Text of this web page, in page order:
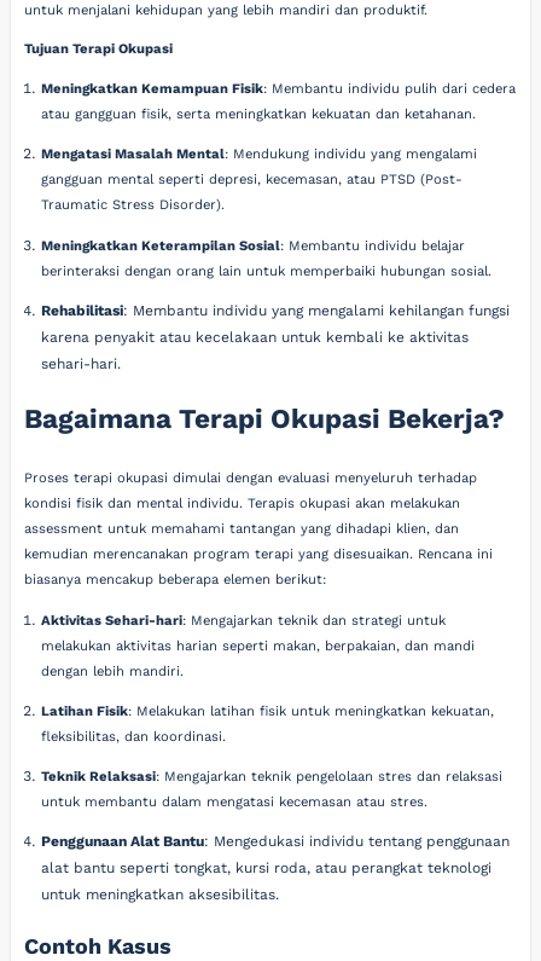
untuk menjalani kehidupan yang lebih mandiri dan produktif.
Tujuan Terapi Okupasi
Meningkatkan Kemampuan Fisik: Membantu individu pulih dari cedera
atau gangguan fisik, serta meningkatkan kekuatan dan ketahanan.
Mengatasi Masalah Mental: Mendukung individu yang mengalami
gangguan mental seperti depresi, kecemasan, atau PTSD (Post-
Traumatic Stress Disorder).
Meningkatkan Keterampilan Sosial: Membantu individu belajar
berinteraksi dengan orang lain untuk memperbaiki hubungan sosial.
Rehabilitasi: Membantu individu yang mengalami kehilangan fungsi
karena penyakit atau kecelakaan untuk kembali ke aktivitas
sehari-hari.
Bagaimana Terapi Okupasi Bekerja?
Proses terapi okupasi dimulai dengan evaluasi menyeluruh terhadap
kondisi fisik dan mental individu. Terapis okupasi akan melakukan
assessment untuk memahami tantangan yang dihadapi klien, dan
kemudian merencanakan program terapi yang disesuaikan. Rencana ini
biasanya mencakup beberapa elemen berikut:
Aktivitas Sehari-hari: Mengajarkan teknik dan strategi untuk
melakukan aktivitas harian seperti makan, berpakaian, dan mandi
dengan lebih mandiri.
Latihan Fisik: Melakukan latihan fisik untuk meningkatkan kekuatan,
fleksibilitas, dan koordinasi.
Teknik Relaksasi: Mengajarkan teknik pengelolaan stres dan relaksasi
untuk membantu dalam mengatasi kecemasan atau stres.
Penggunaan Alat Bantu: Mengedukasi individu tentang penggunaan
alat bantu seperti tongkat, kursi roda, atau perangkat teknologi
untuk meningkatkan aksesibilitas.
Contoh Kasus